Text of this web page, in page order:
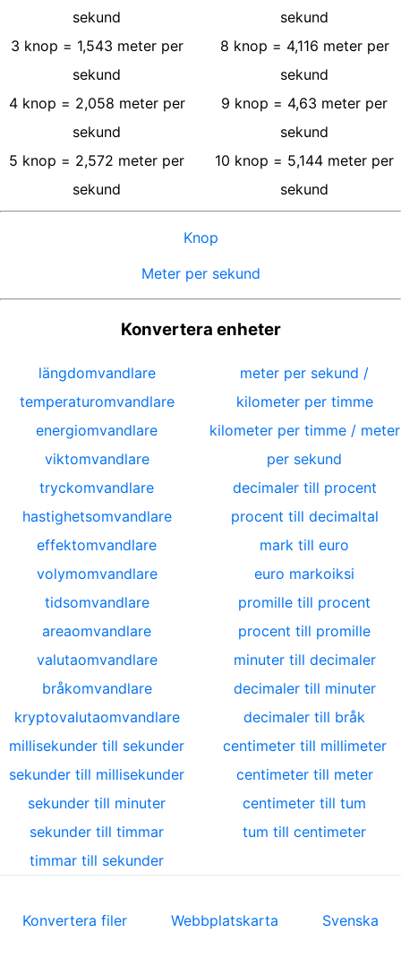
sekund
3 knop = 1,543 meter per
sekund
4 knop = 2,058 meter per
sekund
5 knop = 2,572 meter per
sekund
sekund
8 knop = 4,116 meter per
sekund
9 knop = 4,63 meter per
sekund
10 knop = 5,144 meter per
sekund
Knop
Meter per sekund
Konvertera enheter
längdomvandlare
temperaturomvandlare
energiomvandlare
viktomvandlare
tryckomvandlare
hastighetsomvandlare
effektomvandlare
volymomvandlare
tidsomvandlare
areaomvandlare
valutaomvandlare
bråkomvandlare
kryptovalutaomvandlare
millisekunder till sekunder
sekunder till millisekunder
sekunder till minuter
sekunder till timmar
timmar till sekunder
meter per sekund /
kilometer per timme
kilometer per timme / meter
per sekund
decimaler till procent
procent till decimaltal
mark till euro
euro markoiksi
promille till procent
procent till promille
minuter till decimaler
decimaler till minuter
decimaler till bråk
centimeter till millimeter
centimeter till meter
centimeter till tum
tum till centimeter
Konvertera filer Webbplatskarta Svenska